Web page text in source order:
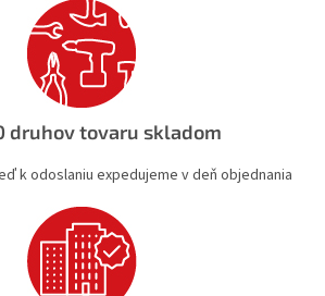
c
i
e
p
r
k
v
p
i
s
u
druhov tovaru skladom
k odoslaniu expedujeme v deň objednania